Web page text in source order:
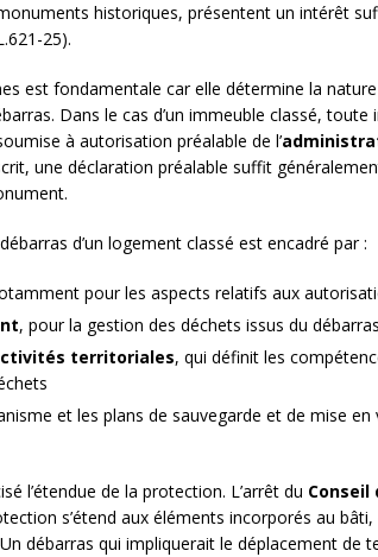
historiques, présentent un intérêt
25).
est fondamentale car elle détermine la nature
Dans le cas d’un immeuble classé,
à autorisation préalable de l’
une déclaration préalable suffit
d’un logement classé est encadré par :
pour les aspects relatifs aux
, pour la gestion des déchets issus du débarras
territoriales, qui définit les
et les plans de sauvegarde et de mise en
l’étendue de la protection. L’arrêt du Conseil
s’étend aux éléments incorporés au
débarras qui impliquerait le déplacement de